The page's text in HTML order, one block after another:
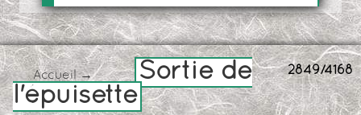
2849/4168
Accueil→
Sortie de
l'épuisette